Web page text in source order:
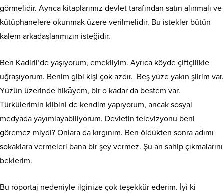
görmelidir. Ayrıca kitaplarımız devlet tarafından satın alınmalı ve
kütüphanelere okunmak üzere verilmelidir. Bu istekler bütün
kalem arkadaşlarımızın isteğidir.
Ben Kadirli’de yaşıyorum, emekliyim. Ayrıca köyde çiftçilikle
uğraşıyorum. Benim gibi kişi çok azdır. Beş yüze yakın şiirim var.
Yüzün üzerinde hikâyem, bir o kadar da bestem var.
Türkülerimin klibini de kendim yapıyorum, ancak sosyal
medyada yayımlayabiliyorum. Devletin televizyonu beni
göremez miydi? Onlara da kırgınım. Ben öldükten sonra adımı
sokaklara vermeleri bana bir şey vermez. Şu an sahip çıkmalarını
beklerim.
Bu röportaj nedeniyle ilginize çok teşekkür ederim. İyi ki